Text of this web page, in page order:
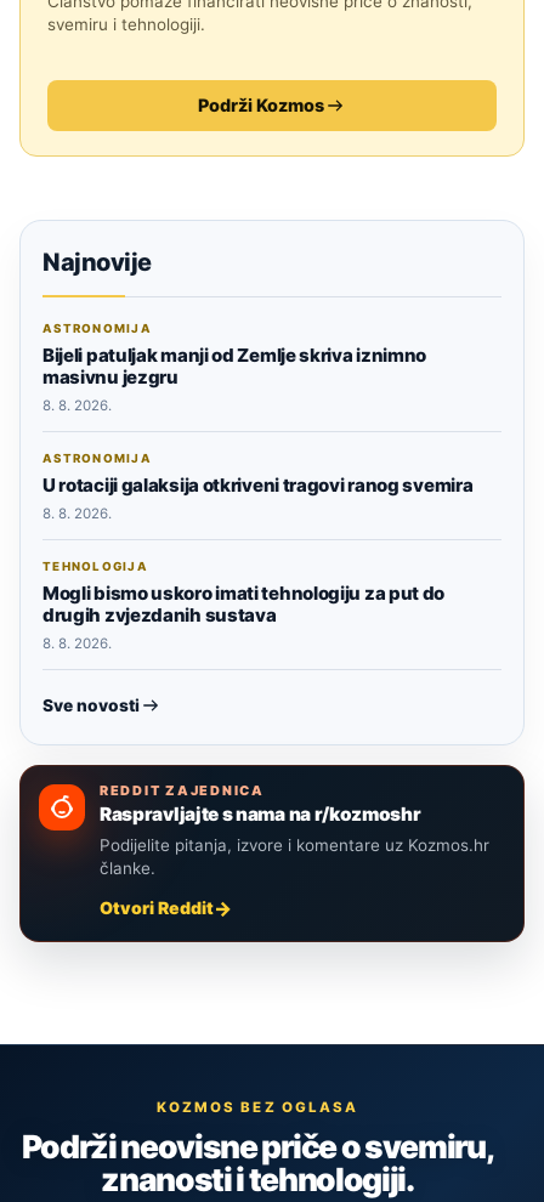
svemiru i tehnologiji.
Podrži Kozmos
Najnovije
ASTRONOMIJA
Bijeli patuljak manji od Zemlje skriva iznimno
masivnu jezgru
8. 8. 2026.
ASTRONOMIJA
U rotaciji galaksija otkriveni tragovi ranog svemira
8. 8. 2026.
TEHNOLOGIJA
Mogli bismo uskoro imati tehnologiju za put do
drugih zvjezdanih sustava
8. 8. 2026.
Sve novosti
REDDIT ZAJEDNICA
Raspravljajte s nama na r/kozmoshr
Podijelite pitanja, izvore i komentare uz Kozmos.hr
članke.
Otvori Reddit
KOZMOS BEZ OGLASA
Podrži neovisne priče o svemiru,
znanosti i tehnologiji.